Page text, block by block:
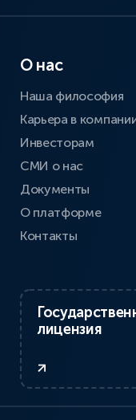
О нас
Наша философия
Карьера в
Инвесторам
СМИ о нас
Документы
О платформе
Контакты
лицензия